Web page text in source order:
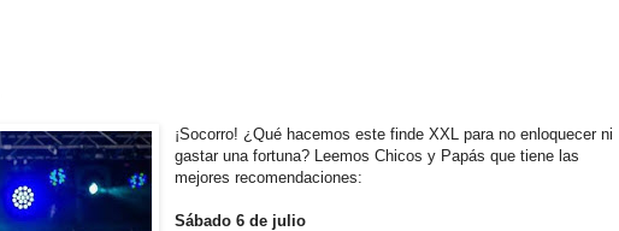
¡Socorro! ¿Qué hacemos este finde XXL para no enloquecer ni
gastar una fortuna? Leemos Chicos y Papás que tiene las
mejores recomendaciones:
Sábado 6 de julio